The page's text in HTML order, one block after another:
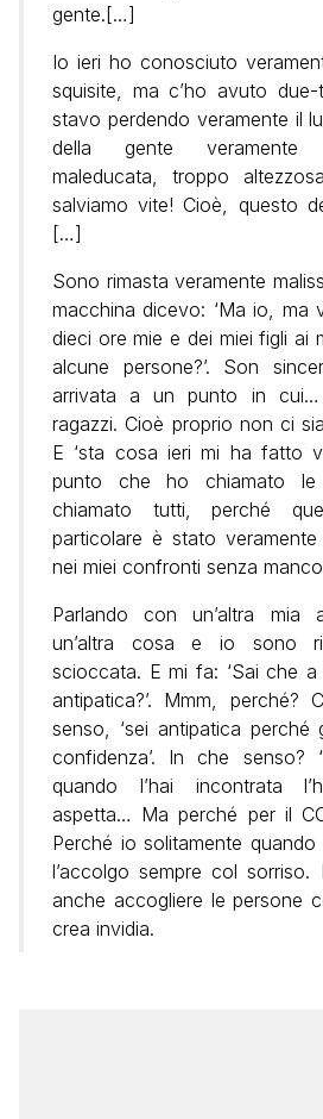
gente.[…]
Io ieri ho conosciuto
squisite, ma c’ho avuto
stavo perdendo veramente il
della gente veramente
maleducata, troppo
salviamo vite! Cioè, questo
[…]
Sono rimasta veramente
macchina dicevo: ‘Ma io, ma
dieci ore mie e dei miei figli ai
alcune persone?’. Son
arrivata a un punto in
ragazzi. Cioè proprio non ci
E ‘sta cosa ieri mi ha fatto
punto che ho chiamato
chiamato tutti, perché
particolare è stato
nei miei confronti senza
Parlando con un’altra mia
un’altra cosa e io sono
scioccata. E mi fa: ‘Sai che a
antipatica?’. Mmm,
senso, ‘sei antipatica
confidenza’. In che senso?
quando l’hai incontrata
aspetta… Ma perché per il
Perché io solitamente
l’accolgo sempre col
anche accogliere le persone
crea invidia.